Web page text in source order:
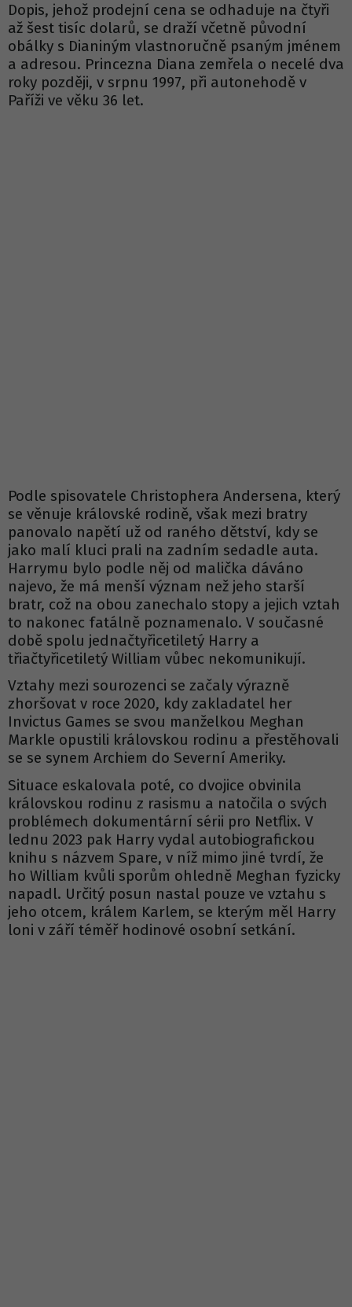
Dopis, jehož prodejní cena se odhaduje na čtyři
až šest tisíc dolarů, se draží včetně původní
obálky s Dianiným vlastnoručně psaným jménem
a adresou. Princezna Diana zemřela o necelé dva
roky později, v srpnu 1997, při autonehodě v
Paříži ve věku 36 let.
Podle spisovatele Christophera Andersena, který
se věnuje královské rodině, však mezi bratry
panovalo napětí už od raného dětství, kdy se
jako malí kluci prali na zadním sedadle auta.
Harrymu bylo podle něj od malička dáváno
najevo, že má menší význam než jeho starší
bratr, což na obou zanechalo stopy a jejich vztah
to nakonec fatálně poznamenalo. V současné
době spolu jednačtyřicetiletý Harry a
třiačtyřicetiletý William vůbec nekomunikují.
Vztahy mezi sourozenci se začaly výrazně
zhoršovat v roce 2020, kdy zakladatel her
Invictus Games se svou manželkou Meghan
Markle opustili královskou rodinu a přestěhovali
se se synem Archiem do Severní Ameriky.
Situace eskalovala poté, co dvojice obvinila
královskou rodinu z rasismu a natočila o svých
problémech dokumentární sérii pro Netflix. V
lednu 2023 pak Harry vydal autobiografickou
knihu s názvem Spare, v níž mimo jiné tvrdí, že
ho William kvůli sporům ohledně Meghan fyzicky
napadl. Určitý posun nastal pouze ve vztahu s
jeho otcem, králem Karlem, se kterým měl Harry
loni v září téměř hodinové osobní setkání.